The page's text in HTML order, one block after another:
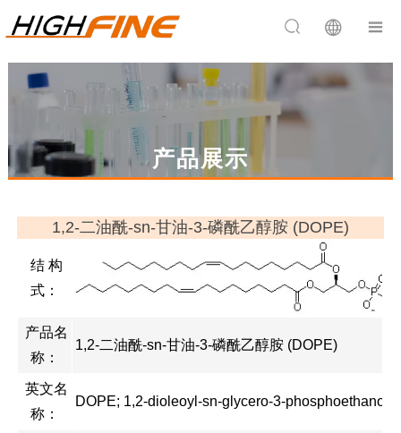
 
产品展示
1,2-二油酰-sn-甘油-3-磷酰乙醇胺 (DOPE)
结 构
式：
产品名
称：
1,2-二油酰-sn-甘油-3-磷酰乙醇胺 (DOPE)
英文名
称：
DOPE; 1,2-dioleoyl-sn-glycero-3-